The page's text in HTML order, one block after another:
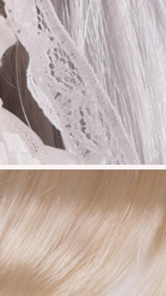
ズ